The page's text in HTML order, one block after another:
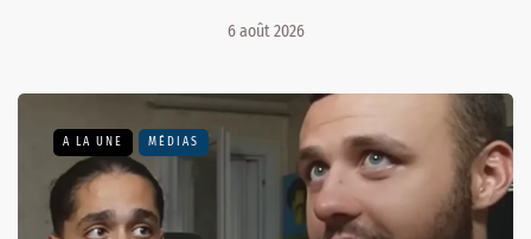
6 août 2026
A LA UNE MÉDIAS